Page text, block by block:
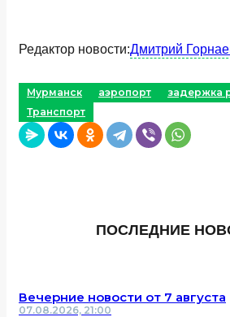
Редактор новости:Дмитрий
Мурманск аэропорт
задержка
Транспорт
ПОСЛЕДНИЕ
Вечерние новости от 7 августа
07.08.2026, 21:00